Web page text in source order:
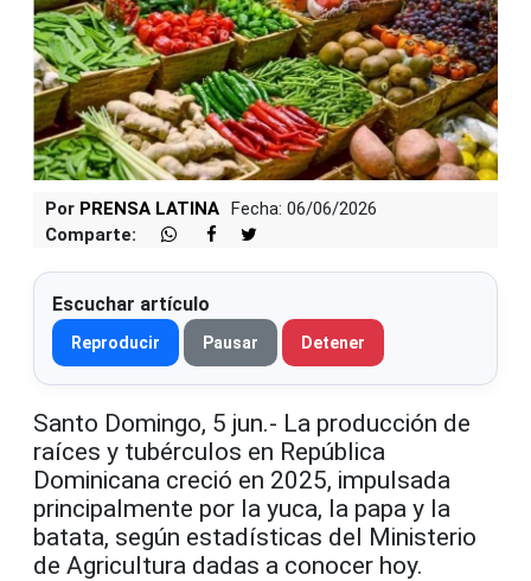
Por PRENSA LATINA Fecha: 06/06/2026
Comparte:
Escuchar artículo
Reproducir Pausar Detener
Santo Domingo, 5 jun.- La producción de
raíces y tubérculos en República
Dominicana creció en 2025, impulsada
principalmente por la yuca, la papa y la
batata, según estadísticas del Ministerio
de Agricultura dadas a conocer hoy.